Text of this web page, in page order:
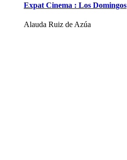
Expat Cinema : Los Domingos
Alauda Ruiz de Azúa